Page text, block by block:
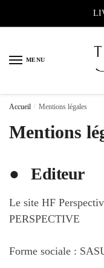
MENU
Accueil / Mentions légales
Mentions
● Editeur
Le site HF
PERSPECTIVE
Forme sociale :